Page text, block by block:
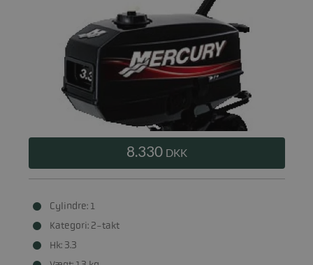
8.330 DKK
Cylindre: 1
Kategori: 2-takt
Hk: 3.3